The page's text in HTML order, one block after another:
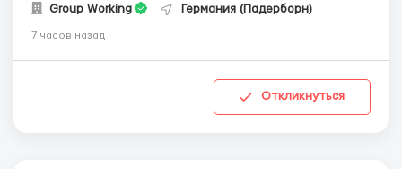
Group Working Германия (Падерборн)
7 часов назад
Откликнуться